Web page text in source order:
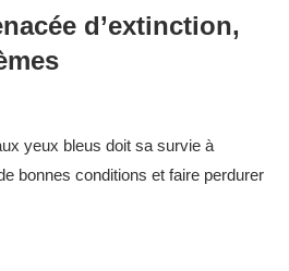
d’extinction,
yeux bleus doit sa survie à
bonnes conditions et faire perdurer